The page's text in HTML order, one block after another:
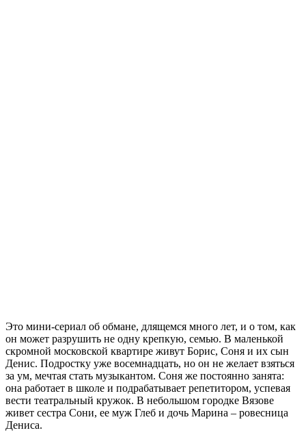
Это мини-сериал об обмане, длящемся много лет, и о том, как
он может разрушить не одну крепкую, семью. В маленькой
скромной московской квартире живут Борис, Соня и их сын
Денис. Подростку уже восемнадцать, но он не желает взяться
за ум, мечтая стать музыкантом. Соня же постоянно занята:
она работает в школе и подрабатывает репетитором, успевая
вести театральный кружок. В небольшом городке Вязове
живет сестра Сони, ее муж Глеб и дочь Марина – ровесница
Дениса.